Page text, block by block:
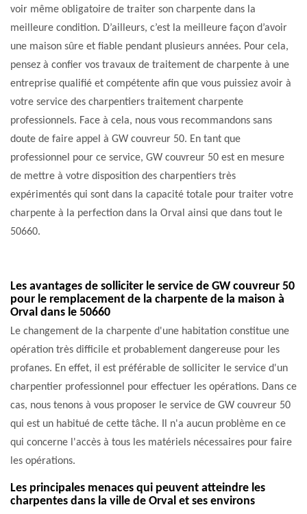
voir même obligatoire de traiter son charpente dans la
meilleure condition. D’ailleurs, c’est la meilleure façon d’avoir
une maison sûre et fiable pendant plusieurs années. Pour cela,
pensez à confier vos travaux de traitement de charpente à une
entreprise qualifié et compétente afin que vous puissiez avoir à
votre service des charpentiers traitement charpente
professionnels. Face à cela, nous vous recommandons sans
doute de faire appel à GW couvreur 50. En tant que
professionnel pour ce service, GW couvreur 50 est en mesure
de mettre à votre disposition des charpentiers très
expérimentés qui sont dans la capacité totale pour traiter votre
charpente à la perfection dans la Orval ainsi que dans tout le
50660.
Les avantages de solliciter le service de GW couvreur 50
pour le remplacement de la charpente de la maison à
Orval dans le 50660
Le changement de la charpente d'une habitation constitue une
opération très difficile et probablement dangereuse pour les
profanes. En effet, il est préférable de solliciter le service d'un
charpentier professionnel pour effectuer les opérations. Dans ce
cas, nous tenons à vous proposer le service de GW couvreur 50
qui est un habitué de cette tâche. Il n'a aucun problème en ce
qui concerne l'accès à tous les matériels nécessaires pour faire
les opérations.
Les principales menaces qui peuvent atteindre les
charpentes dans la ville de Orval et ses environs